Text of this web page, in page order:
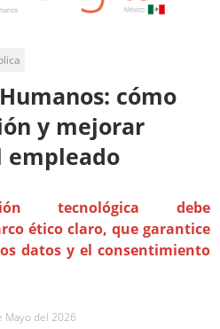
cómo
y mejorar
empleado
tecnológica debe
ético claro, que garantice
datos y el consentimiento
Mayo del 2026